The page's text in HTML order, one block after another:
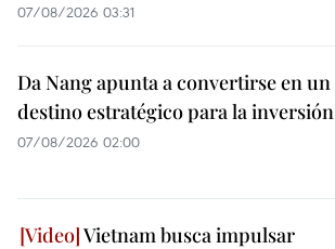
07/08/2026 03:31
Da Nang apunta a convertirse en un
destino estratégico para la inversión
07/08/2026 02:00
Vietnam busca impulsar